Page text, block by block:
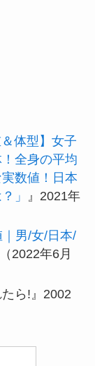
体型】女子
全身の平均
数値！日本
」
』2021年
男/女/日本/
2022年6月
ら!』2002